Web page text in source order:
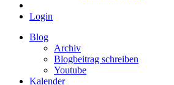
Login
Blog
Archiv
Blogbeitrag schreiben
Youtube
Kalender